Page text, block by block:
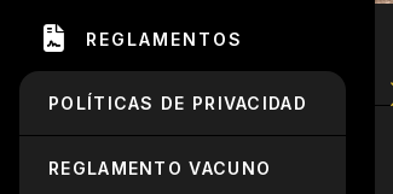
REGLAMENTOS
POLÍTICAS DE PRIVACIDAD
REGLAMENTO VACUNO